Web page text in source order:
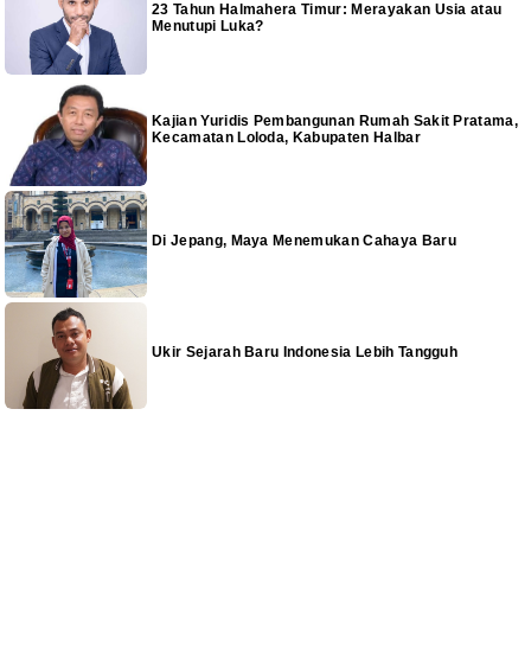
23 Tahun Halmahera Timur: Merayakan Usia atau
Menutupi Luka?
Kajian Yuridis Pembangunan Rumah Sakit Pratama,
Kecamatan Loloda, Kabupaten Halbar
Di Jepang, Maya Menemukan Cahaya Baru
Ukir Sejarah Baru Indonesia Lebih Tangguh